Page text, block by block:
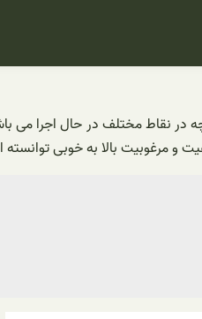
در نقاط مختلف در حال اجرا می
مرغوبیت بالا به خوبی توانسته